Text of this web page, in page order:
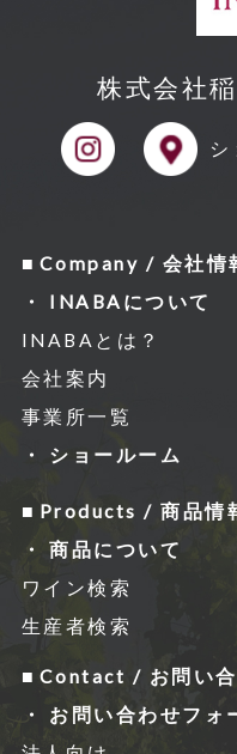
供、またユーザ
Googleアナリテ
イトの利⽤状況
レスなどの情報
すが、「Cookie
⼈を特定できる
収集されたデー
シーポリシーに
なお、当サイト
イトが⾏うデー
ご承諾いただい
Googleのプライ
es/privacy/
https://
株式会社
シ
Company / 会社情
INABAについて
INABAとは？
会社案内
事業所一覧
ショールーム
Products / 商品情
商品について
ワイン検索
生産者検索
Contact / お問い合
お問い合わせフォ